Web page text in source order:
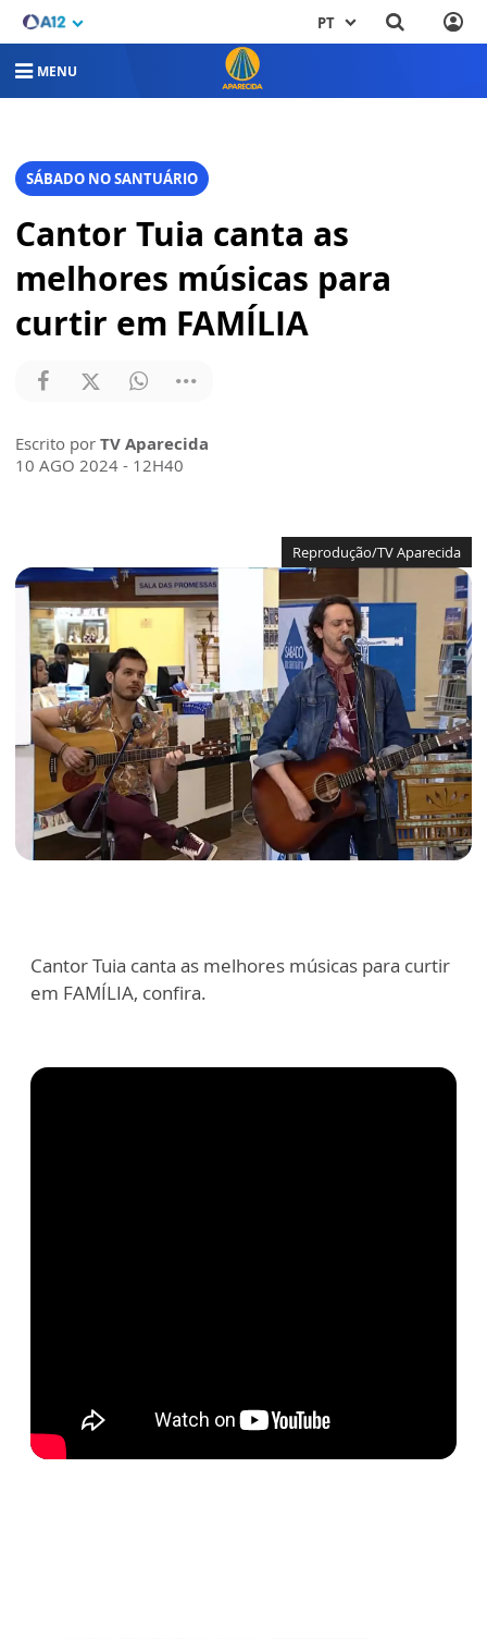
PT
MENU
SÁBADO NO SANTUÁRIO
Cantor Tuia canta as
melhores músicas para
curtir em FAMÍLIA
Escrito por TV Aparecida
10 AGO 2024 - 12H40
Reprodução/TV Aparecida
Cantor Tuia canta as melhores músicas para curtir
em FAMÍLIA, confira.